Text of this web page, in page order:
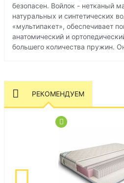
безопасен. Войлок - нетканый
натуральных и синтетических
«мультипакет», обеспечивает
анатомический и
большего количества пружин.
РЕКОМЕНДУЕМ